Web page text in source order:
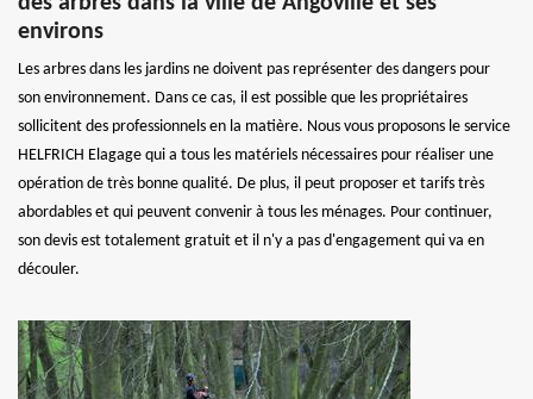
environs
Les arbres dans les jardins ne doivent pas représenter des dangers pour
son environnement. Dans ce cas, il est possible que les propriétaires
sollicitent des professionnels en la matière. Nous vous proposons le service
HELFRICH Elagage qui a tous les matériels nécessaires pour réaliser une
opération de très bonne qualité. De plus, il peut proposer et tarifs très
abordables et qui peuvent convenir à tous les ménages. Pour continuer,
son devis est totalement gratuit et il n'y a pas d'engagement qui va en
découler.